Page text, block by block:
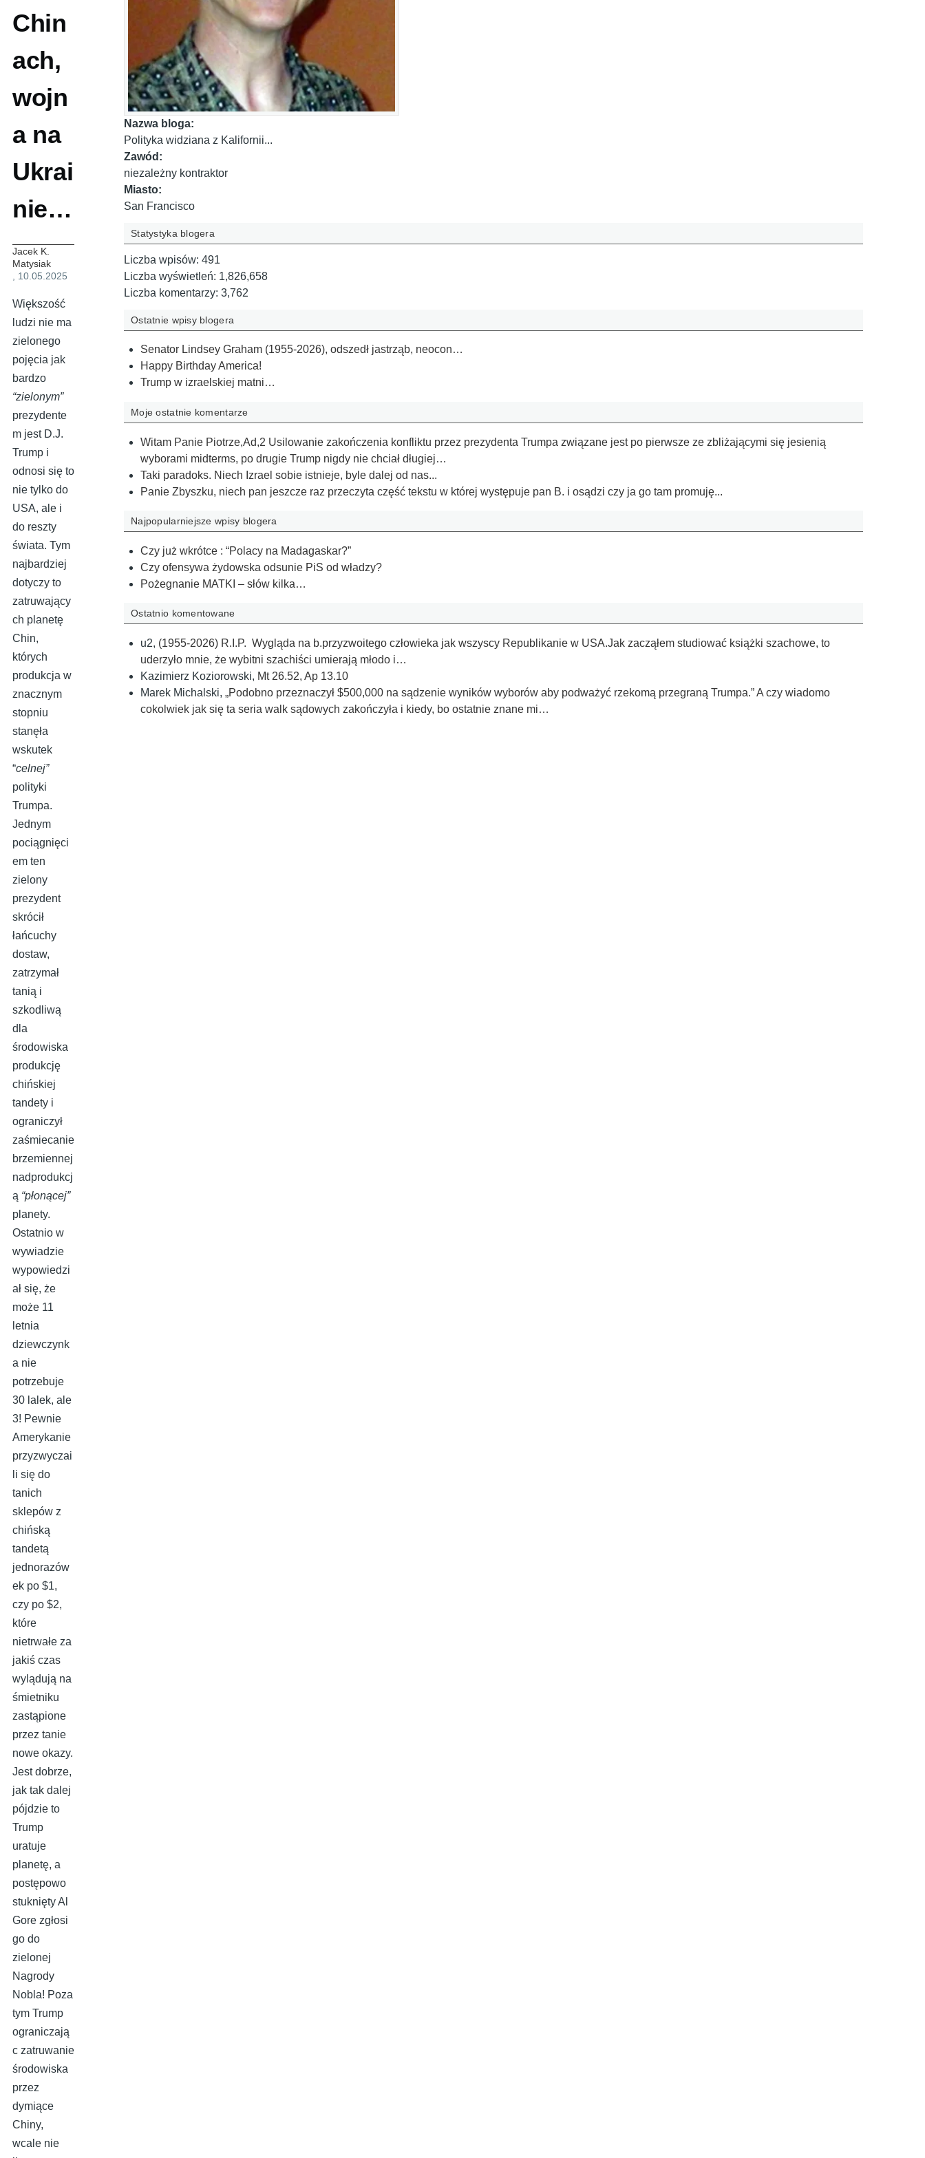
Chin
ach,
wojn
a na
Ukrai
nie…
Jacek K.
Matysiak
, 10.05.2025
Większość
ludzi nie ma
zielonego
pojęcia jak
bardzo
“zielonym”
prezydente
m jest D.J.
Trump i
odnosi się to
nie tylko do
USA, ale i
do reszty
świata. Tym
najbardziej
dotyczy to
zatruwający
ch planetę
Chin,
których
produkcja w
znacznym
stopniu
stanęła
wskutek
“celnej”
polityki
Trumpa.
Jednym
pociągnięci
em ten
zielony
prezydent
skrócił
łańcuchy
dostaw,
zatrzymał
tanią i
szkodliwą
dla
środowiska
produkcję
chińskiej
tandety i
ograniczył
zaśmiecanie
brzemiennej
nadprodukcj
ą “płonącej”
planety.
Ostatnio w
wywiadzie
wypowiedzi
ał się, że
może 11
letnia
dziewczynk
a nie
potrzebuje
30 lalek, ale
3! Pewnie
Amerykanie
przyzwyczai
li się do
tanich
sklepów z
chińską
tandetą
jednorazów
ek po $1,
czy po $2,
które
nietrwałe za
jakiś czas
wylądują na
śmietniku
zastąpione
przez tanie
nowe okazy.
Jest dobrze,
jak tak dalej
pójdzie to
Trump
uratuje
planetę, a
postępowo
stuknięty Al
Gore zgłosi
go do
zielonej
Nagrody
Nobla! Poza
tym Trump
ograniczają
c zatruwanie
środowiska
przez
dymiące
Chiny,
wcale nie
Nazwa bloga:
Polityka widziana z Kalifornii...
Zawód:
niezależny kontraktor
Miasto:
San Francisco
Statystyka blogera
Liczba wpisów: 491
Liczba wyświetleń: 1,826,658
Liczba komentarzy: 3,762
Ostatnie wpisy blogera
Senator Lindsey Graham (1955-2026), odszedł jastrząb, neocon…
Happy Birthday America!
Trump w izraelskiej matni…
Moje ostatnie komentarze
Witam Panie Piotrze,Ad,2 Usilowanie zakończenia konfliktu przez prezydenta Trumpa związane jest po pierwsze ze zbliżającymi się jesienią
wyborami midterms, po drugie Trump nigdy nie chciał długiej…
Taki paradoks. Niech Izrael sobie istnieje, byle dalej od nas...
Panie Zbyszku, niech pan jeszcze raz przeczyta część tekstu w której występuje pan B. i osądzi czy ja go tam promuję...
Najpopularniejsze wpisy blogera
Czy już wkrótce : “Polacy na Madagaskar?”
Czy ofensywa żydowska odsunie PiS od władzy?
Pożegnanie MATKI – słów kilka…
Ostatnio komentowane
u2, (1955-2026) R.I.P. Wygląda na b.przyzwoitego człowieka jak wszyscy Republikanie w USA.Jak zacząłem studiować książki szachowe, to
uderzyło mnie, że wybitni szachiści umierają młodo i…
Kazimierz Koziorowski, Mt 26.52, Ap 13.10
Marek Michalski, „Podobno przeznaczył $500,000 na sądzenie wyników wyborów aby podważyć rzekomą przegraną Trumpa.” A czy wiadomo
cokolwiek jak się ta seria walk sądowych zakończyła i kiedy, bo ostatnie znane mi…